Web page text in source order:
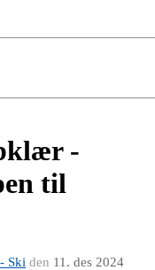
-
til
Ski den 11. des 2024